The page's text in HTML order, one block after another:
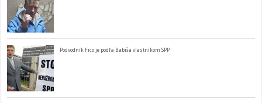
Podvodník Fico je podľa Babiša vlastníkom SPP